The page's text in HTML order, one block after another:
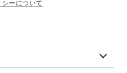
ーについて